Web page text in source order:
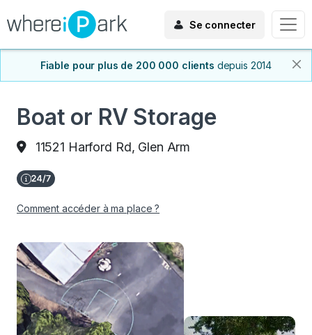
Se connecter
Fiable pour plus de 200 000 clients depuis 2014
Boat or RV Storage
11521 Harford Rd, Glen Arm
Comment accéder à ma place ?